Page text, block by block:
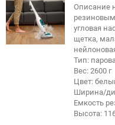
Описание
резиновым
угловая
щетка,
Тип:
Вес: 2600 г
Цвет:
Ширина/
Емкость
Высота: